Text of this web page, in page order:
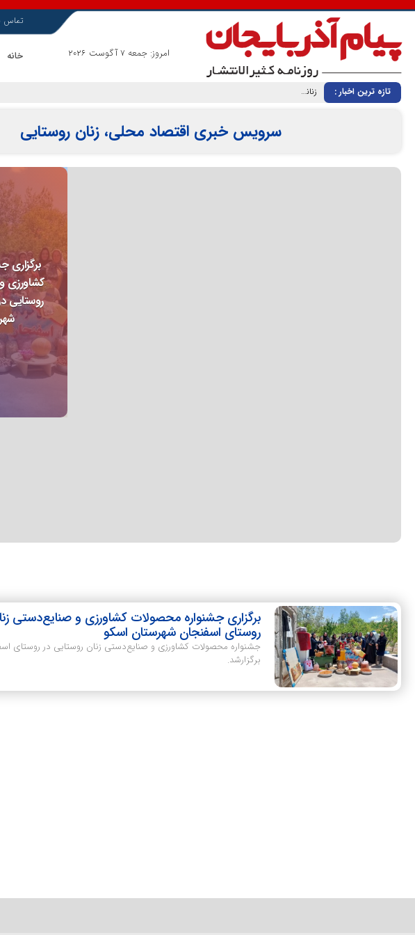
امروز: جمعه 7 آگوست 2026
تماس
خانه
تازه ترین اخبار :
سرویس خبری اقتصاد محلی، زنان روستایی
برگزاری
کشاورزی
روستایی
برگزاری جشنواره محصولات کشاورزی و صنایع‌دستی
روستای اسفنجان شهرستان اسکو
جشنواره محصولات کشاورزی و صنایع‌دستی زنان روستایی در روستای
برگزارشد.